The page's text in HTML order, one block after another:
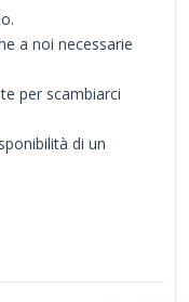
a noi necessarie
per scambiarci
di un